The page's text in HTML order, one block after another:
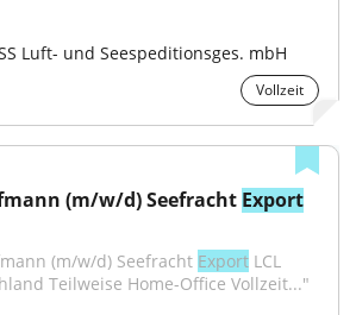
Luft- und Seespeditionsges. mbH
Vollzeit
(m/w/d) Seefracht Export
(m/w/d) Seefracht Export
Teilweise Home-Office Vollzeit..."